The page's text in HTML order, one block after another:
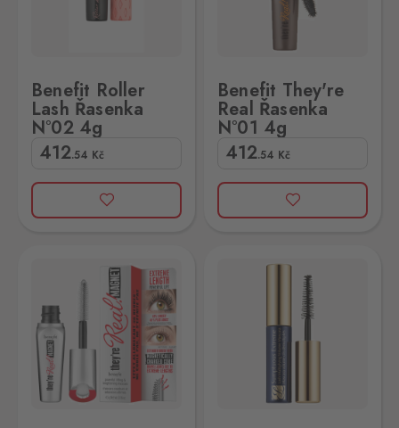
Benefit Roller
Lash Řasenka
N°02 4g
412.54 Kč
Benefit They're
Real Řasenka
N°01 4g
412.54 Kč